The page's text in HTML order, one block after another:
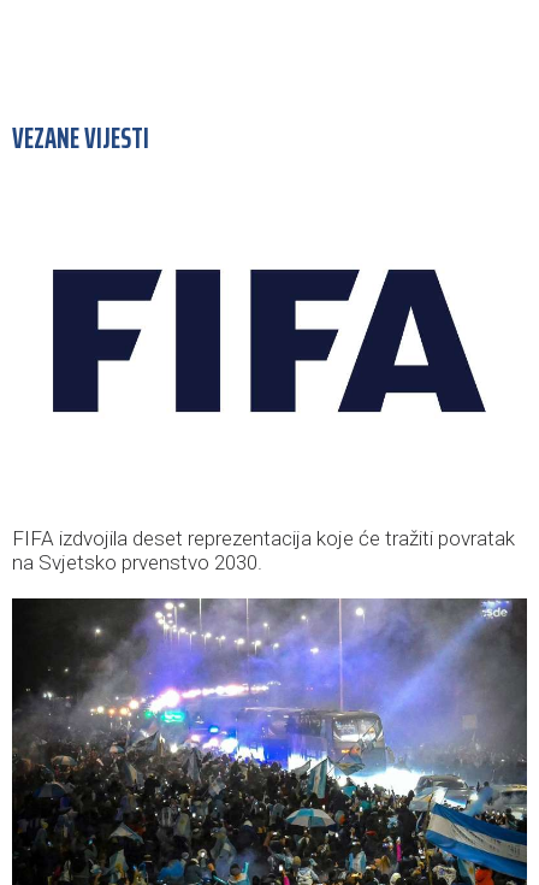
VEZANE VIJESTI
FIFA izdvojila deset reprezentacija koje će tražiti povratak
na Svjetsko prvenstvo 2030.